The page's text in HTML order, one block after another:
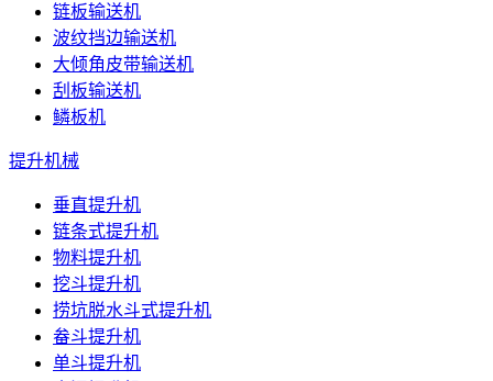
链板输送机
波纹挡边输送机
大倾角皮带输送机
刮板输送机
鳞板机
提升机械
垂直提升机
链条式提升机
物料提升机
挖斗提升机
捞坑脱水斗式提升机
畚斗提升机
单斗提升机